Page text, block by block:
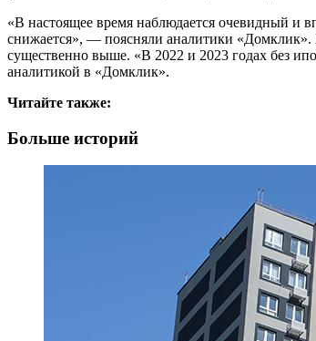
«В настоящее время наблюдается очевидный и
снижается», — поясняли аналитики «Домклик».
существенно выше. «В 2022 и 2023 годах без
аналитикой в «Домклик».
Читайте также:
Больше историй